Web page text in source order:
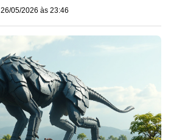
26/05/2026 às 23:46